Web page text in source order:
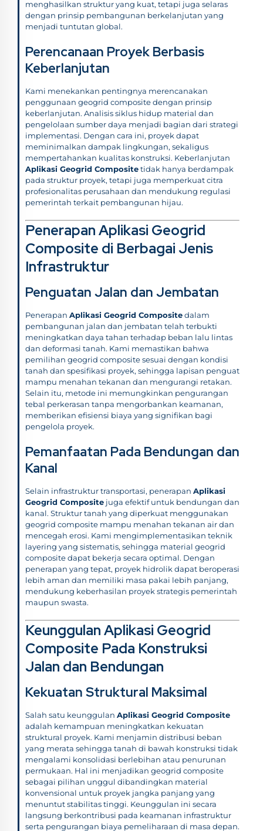
menghasilkan struktur yang kuat, tetapi juga selaras
dengan prinsip pembangunan berkelanjutan yang
menjadi tuntutan global.
Perencanaan Proyek Berbasis
Keberlanjutan
Kami menekankan pentingnya merencanakan
penggunaan geogrid composite dengan prinsip
keberlanjutan. Analisis siklus hidup material dan
pengelolaan sumber daya menjadi bagian dari strategi
implementasi. Dengan cara ini, proyek dapat
meminimalkan dampak lingkungan, sekaligus
mempertahankan kualitas konstruksi. Keberlanjutan
Aplikasi Geogrid Compositetidak hanya berdampak
pada struktur proyek, tetapi juga memperkuat citra
profesionalitas perusahaan dan mendukung regulasi
pemerintah terkait pembangunan hijau.
Penerapan Aplikasi Geogrid
Composite di Berbagai Jenis
Infrastruktur
Penguatan Jalan dan Jembatan
Penerapan Aplikasi Geogrid Compositedalam
pembangunan jalan dan jembatan telah terbukti
meningkatkan daya tahan terhadap beban lalu lintas
dan deformasi tanah. Kami memastikan bahwa
pemilihan geogrid composite sesuai dengan kondisi
tanah dan spesifikasi proyek, sehingga lapisan penguat
mampu menahan tekanan dan mengurangi retakan.
Selain itu, metode ini memungkinkan pengurangan
tebal perkerasan tanpa mengorbankan keamanan,
memberikan efisiensi biaya yang signifikan bagi
pengelola proyek.
Pemanfaatan Pada Bendungan dan
Kanal
Selain infrastruktur transportasi, penerapan Aplikasi
Geogrid Composite juga efektif untuk bendungan dan
kanal. Struktur tanah yang diperkuat menggunakan
geogrid composite mampu menahan tekanan air dan
mencegah erosi. Kami mengimplementasikan teknik
layering yang sistematis, sehingga material geogrid
composite dapat bekerja secara optimal. Dengan
penerapan yang tepat, proyek hidrolik dapat beroperasi
lebih aman dan memiliki masa pakai lebih panjang,
mendukung keberhasilan proyek strategis pemerintah
maupun swasta.
Keunggulan Aplikasi Geogrid
Composite Pada Konstruksi
Jalan dan Bendungan
Kekuatan Struktural Maksimal
Salah satu keunggulan Aplikasi Geogrid Composite
adalah kemampuan meningkatkan kekuatan
struktural proyek. Kami menjamin distribusi beban
yang merata sehingga tanah di bawah konstruksi tidak
mengalami konsolidasi berlebihan atau penurunan
permukaan. Hal ini menjadikan geogrid composite
sebagai pilihan unggul dibandingkan material
konvensional untuk proyek jangka panjang yang
menuntut stabilitas tinggi. Keunggulan ini secara
langsung berkontribusi pada keamanan infrastruktur
serta pengurangan biaya pemeliharaan di masa depan.